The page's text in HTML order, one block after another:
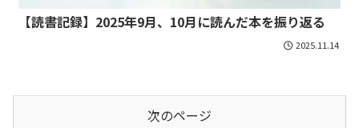
【読書記録】2025年9月、10月に読んだ本を振り返る
2025.11.14
次のページ